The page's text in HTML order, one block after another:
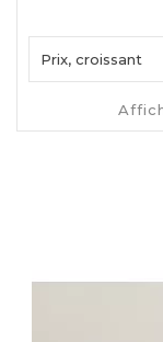
Prix, croissant